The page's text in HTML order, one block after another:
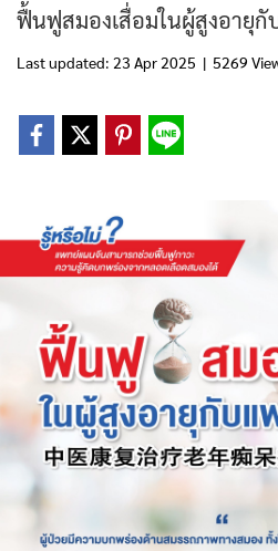
ฟื้นฟูสมองเสื่อมในผู้สูงอายุ
Last updated: 23 Apr 2025 | 5269